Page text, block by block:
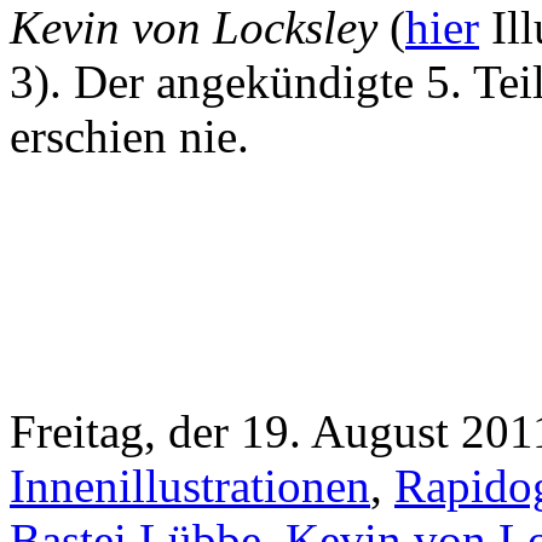
Kevin von Locksley(hier
3). Der angekündigte 5.
erschien nie.
Freitag, der 19. August
Innenillustrationen,